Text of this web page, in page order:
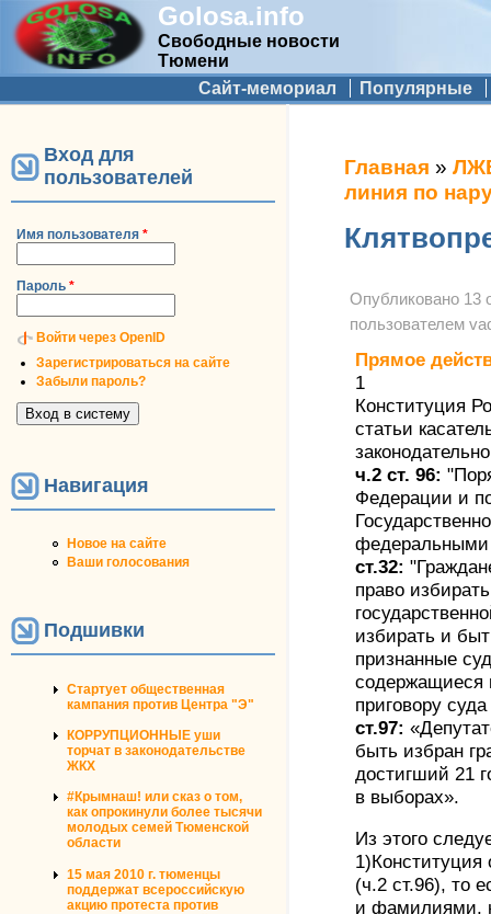
Golosa.info
Свободные новости
Тюмени
Дополнительное меню
Сайт-мемориал Популярные
Вход для
пользователей
Имя пользователя *
Пароль *
Войти через OpenID
Зарегистрироваться на сайте
Забыли пароль?
Навигация
Новое на сайте
Ваши голосования
Подшивки
Стартует общественная
кампания против Центра "Э"
КОРРУПЦИОННЫЕ уши
торчат в законодательстве
ЖКХ
#Крымнаш! или сказ о том,
как опрокинули более тысячи
молодых семей Тюменской
области
15 мая 2010 г. тюменцы
поддержат всероссийскую
акцию протеста против
Вы здесь
Главная »
линия по
Опубликовано 13
пользователем
Прямое
1
Конституция
статьи
ч.2 ст. 96:
Федерации и
федеральными
ст.32:
право
избирать и
признанные
содержащиеся
приговору
ст.97:
быть избран
достигший 21
в выборах».
Из этого
(ч.2 ст.96), то
и фамилиями,